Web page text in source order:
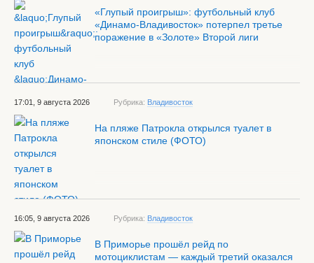
«Глупый проигрыш»: футбольный клуб
«Динамо-Владивосток» потерпел третье
поражение в «Золоте» Второй лиги
17:01, 9 августа 2026 Рубрика: Владивосток
На пляже Патрокла открылся туалет в
японском стиле (ФОТО)
16:05, 9 августа 2026 Рубрика: Владивосток
В Приморье прошёл рейд по
мотоциклистам — каждый третий оказался